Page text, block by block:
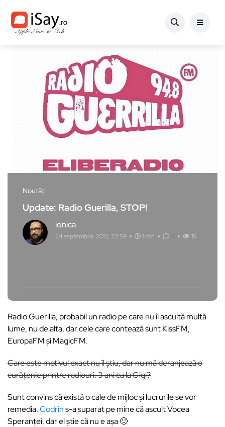
Noutăți
Update: Radio Guerilla, STOP!
ionica
24 septembrie 2013, 22:59 1 min 4 15
Radio Guerilla, probabil un radio pe carenuîl ascultă multă
lume, nu de alta, dar cele care contează sunt KissFM,
EuropaFM și MagicFM.
Care este motivul exact nu îl știu, dar nu mă deranjează o
curățenie printre radiouri. 3 ani ca la Gigi?
Sunt convins că există o cale de mijloc și lucrurile se vor
remedia.Codrins-a suparat pe mine că ascult Vocea
Speranței, dar el știe că nu e așa 🙂